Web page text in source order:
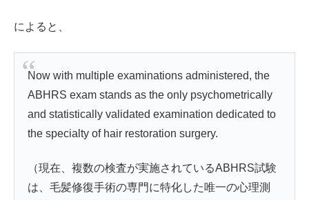
によると、
Now with multiple examinations administered, the
ABHRS exam stands as the only psychometrically
and statistically validated examination dedicated to
the specialty of hair restoration surgery.
（現在、複数の検査が実施されているABHRS試験
は、毛髪修復手術の専門に特化した唯一の心理測